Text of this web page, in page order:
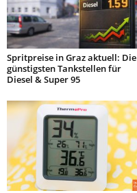
Spritpreise in Graz aktuell: Die
günstigsten Tankstellen für
Diesel & Super 95